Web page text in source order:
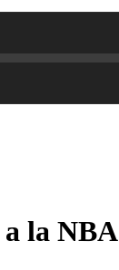
la NBA